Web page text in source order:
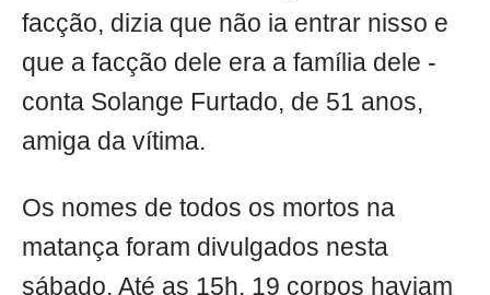
facção, dizia que não ia entrar nisso e
que a facção dele era a família dele -
conta Solange Furtado, de 51 anos,
amiga da vítima.
Os nomes de todos os mortos na
matança foram divulgados nesta
sábado. Até as 15h, 19 corpos haviam